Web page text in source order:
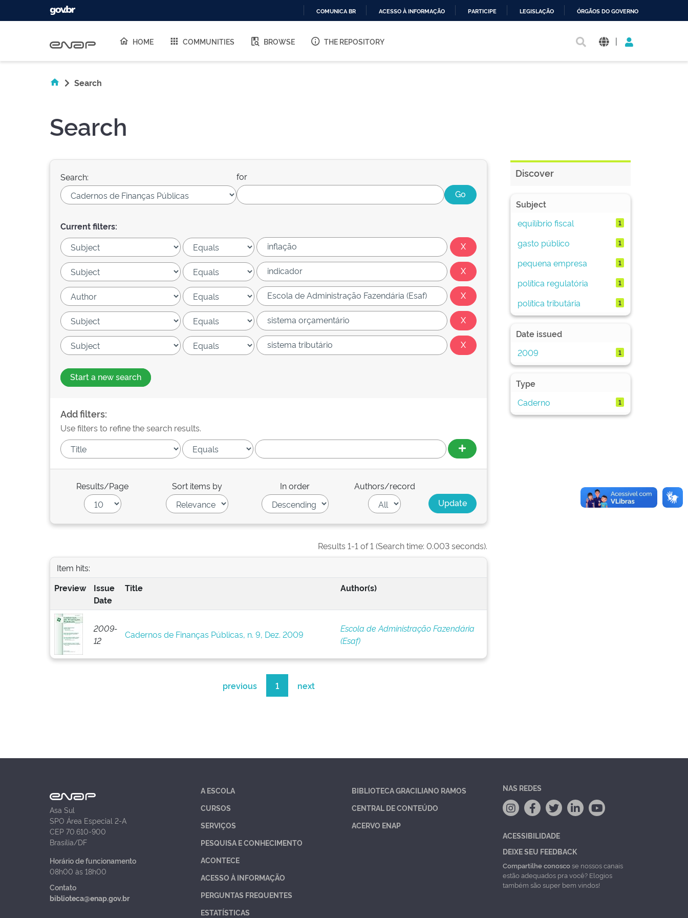
O
COMUNICA BR ACESSO À INFORMAÇÃO PARTICIPE LEGISLAÇÃO ÓRGÃOS DO GOVERNO
HOME COMMUNITIES BROWSE THE REPOSITORY |
Search
Search
Search: for
Current filters:
Start a new search
Add filters:
Use filters to refine the search results.
Results/Page Sort items by In order Authors/record
Results 1-1 of 1 (Search time: 0.003 seconds).
Item hits:
Preview
Issue
Date
Title Author(s)
2009-
12
Cadernos de Finanças Públicas, n. 9, Dez. 2009
Escola de Administração Fazendária
(Esaf)
previous 1 next
Discover
Subject
equilíbrio fiscal
1
gasto público 1
pequena empresa 1
política regulatória 1
política tributária 1
Date issued
2009
1
Type
Caderno
1
Asa Sul
SPO Área Especial 2-A
CEP 70.610-900
Brasília/DF
Horário de funcionamento
08h00 às 18h00
Contato
biblioteca@enap.gov.br
A ESCOLA
CURSOS
SERVIÇOS
PESQUISA E CONHECIMENTO
ACONTECE
ACESSO À INFORMAÇÃO
PERGUNTAS FREQUENTES
ESTATÍSTICAS
BIBLIOTECA GRACILIANO RAMOS
CENTRAL DE CONTEÚDO
ACERVO ENAP
NAS REDES
ACESSIBILIDADE
DEIXE SEU FEEDBACK
Compartilhe conoscose nossos canais
estão adequados pra você? Elogios
também são super bem vindos!